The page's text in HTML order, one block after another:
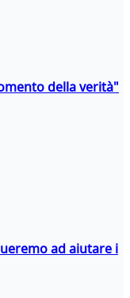
della verità"
ad aiutare i